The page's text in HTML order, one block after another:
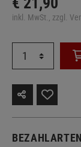
inkl. MwSt., zzgl.
BEZAHLARTEN